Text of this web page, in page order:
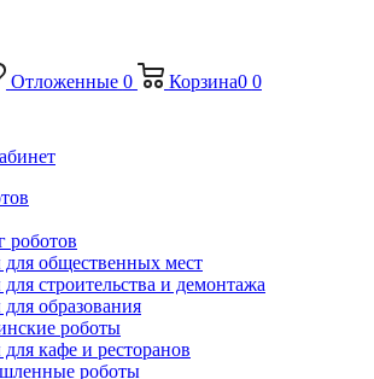
Отложенные 0 Корзина0 0
роботов
общественных мест
строительства и демонтажа
образования
роботы
кафе и ресторанов
роботы